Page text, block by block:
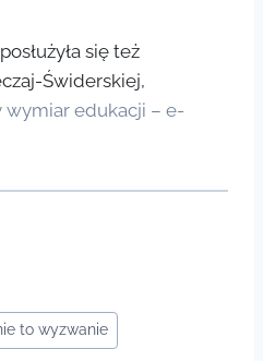
się też
Świderskiej,
wymiar edukacji – e-
to wyzwanie